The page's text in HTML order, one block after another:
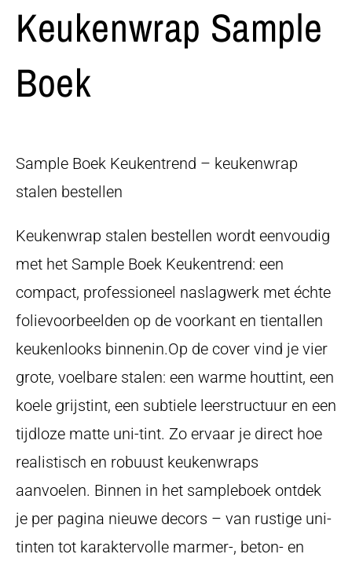
Keukenwrap Sample
Boek
Sample Boek Keukentrend – keukenwrap
stalen bestellen
Keukenwrap stalen bestellen wordt eenvoudig
met het Sample Boek Keukentrend: een
compact, professioneel naslagwerk met échte
folievoorbeelden op de voorkant en tientallen
keukenlooks binnenin.Op de cover vind je vier
grote, voelbare stalen: een warme houttint, een
koele grijstint, een subtiele leerstructuur en een
tijdloze matte uni-tint. Zo ervaar je direct hoe
realistisch en robuust keukenwraps
aanvoelen. Binnen in het sampleboek ontdek
je per pagina nieuwe decors – van rustige uni-
tinten tot karaktervolle marmer-, beton- en